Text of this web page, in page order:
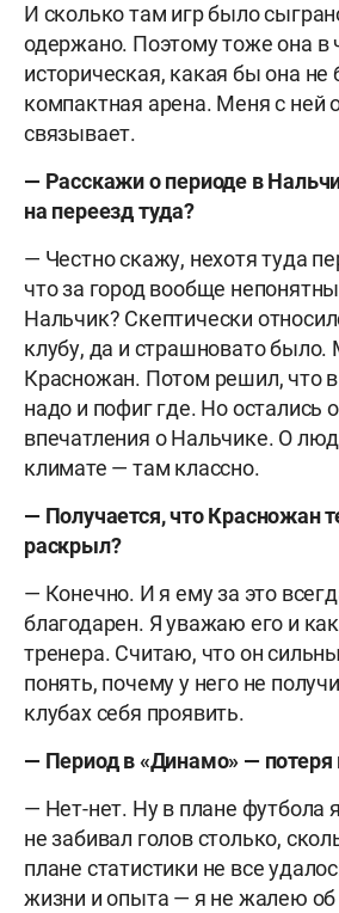
И сколько там игр было
одержано. Поэтому тоже она в
историческая, какая бы она
компактная арена. Меня с ней
связывает.
— Расскажи о периоде в
на переезд туда?
— Честно скажу, нехотя туда
что за город вообще
Нальчик? Скептически
клубу, да и страшновато было.
Красножан. Потом решил, что
надо и пофиг где. Но остались
впечатления о Нальчике. О
климате — там классно.
— Получается, что Красножан
раскрыл?
— Конечно. И я ему за это
благодарен. Я уважаю его и
тренера. Считаю, что он
понять, почему у него не
клубах себя проявить.
— Период в «Динамо» — потеря
— Нет-нет. Ну в плане футбола
не забивал голов столько,
плане статистики не все
жизни и опыта — я не жалею